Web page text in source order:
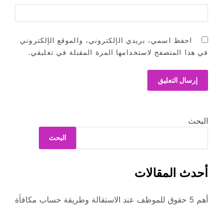
احفظ اسمي، بريدي الإلكتروني، والموقع الإلكتروني
في هذا المتصفح لاستخدامها المرة المقبلة في تعليقي.
البحث
البحث
أحدث المقالات
أهم 5 حقوق للموظف عند الاستقالة وطريقة حساب مكافأة